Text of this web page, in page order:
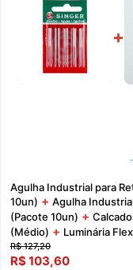
+
Agulha Industrial para
10un) + Agulha
(Pacote 10un) +
(Médio) + Luminária
R$ 127,20
R$ 103,60